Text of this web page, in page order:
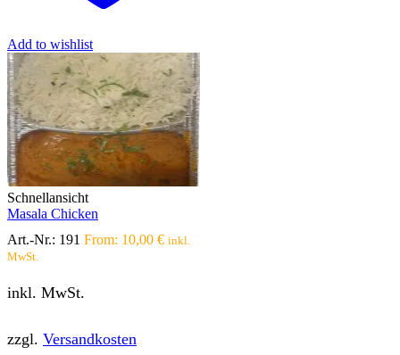
Add to wishlist
Schnellansicht
Masala Chicken
Art.-Nr.: 191 From: 10,00 € inkl.
MwSt.
inkl. MwSt.
zzgl. Versandkosten